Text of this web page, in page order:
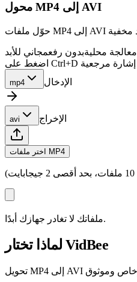
محول MP4 إلى AVI
معالجة محليةبدون رفعمجاني للأبد
mp4 الإدخال
avi الإخراج
اختر ملفات MP4
ملفاتك لا تغادر جهازك أبدًا.
لماذا تختار VidBee